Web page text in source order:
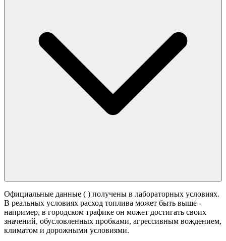
Официальные данные ( ) получены в лабораторных условиях.
В реальных условиях расход топлива может быть выше -
например, в городском трафике он может достигать своих
значений, обусловленных пробками, агрессивным вождением,
климатом и дорожными условиями.